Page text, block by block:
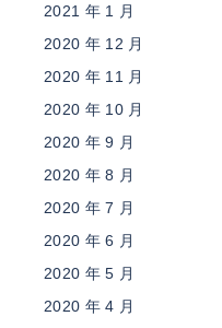
2021 年 1 月
2020 年 12 月
2020 年 11 月
2020 年 10 月
2020 年 9 月
2020 年 8 月
2020 年 7 月
2020 年 6 月
2020 年 5 月
2020 年 4 月